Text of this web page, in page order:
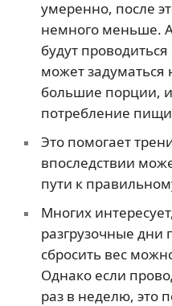
умеренно, после
немного меньше.
будут
может
большие порции,
потребление
Это помогает
впоследствии
пути к
Многих
разгрузочные дни
сбросить вес
Однако если
раз в неделю, это